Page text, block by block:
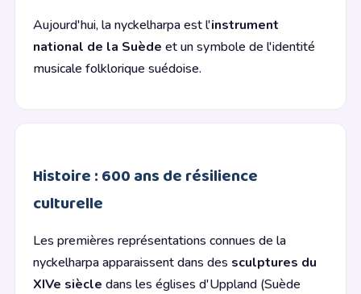
Aujourd'hui, la nyckelharpa est l'instrument
national de la Suède et un symbole de l'identité
musicale folklorique suédoise.
Histoire : 600 ans de résilience
culturelle
Les premières représentations connues de la
nyckelharpa apparaissent dans des sculptures du
XIVe siècle dans les églises d'Uppland (Suède